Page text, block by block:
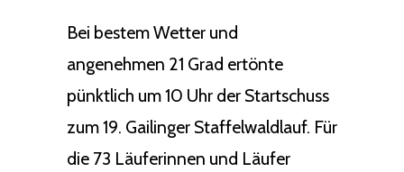
Bei bestem Wetter und
angenehmen 21 Grad ertönte
pünktlich um 10 Uhr der Startschuss
zum 19. Gailinger Staffelwaldlauf. Für
die 73 Läuferinnen und Läufer